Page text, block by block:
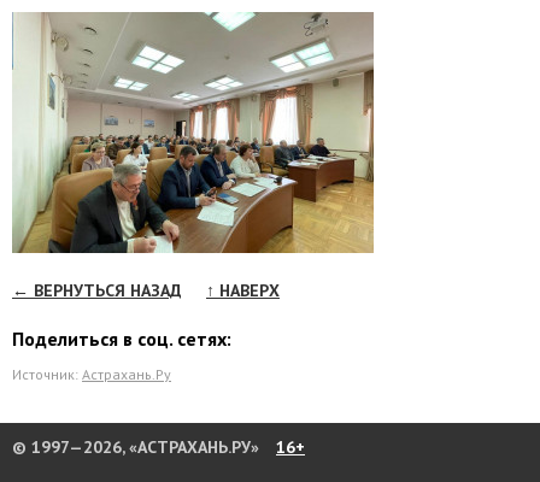
← ВЕРНУТЬСЯ НАЗАД ↑ НАВЕРХ
Поделиться в соц. сетях:
Источник: Астрахань.Ру
© 1997—2026, «АСТРАХАНЬ.РУ» 16+